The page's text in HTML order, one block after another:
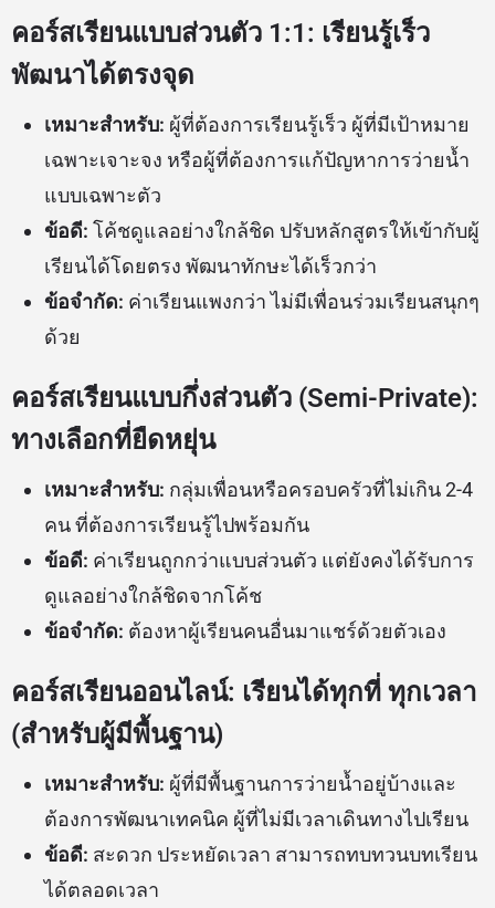
คอร์สเรียนแบบส่วนตัว 1:1: เรียนรู้เร็ว
พัฒนาได้ตรงจุด
เหมาะสำหรับ: ผู้ที่ต้องการเรียนรู้เร็ว ผู้ที่มีเป้าหมาย
เฉพาะเจาะจง หรือผู้ที่ต้องการแก้ปัญหาการว่ายน้ำ
แบบเฉพาะตัว
ข้อดี: โค้ชดูแลอย่างใกล้ชิด ปรับหลักสูตรให้เข้ากับผู้
เรียนได้โดยตรง พัฒนาทักษะได้เร็วกว่า
ข้อจำกัด: ค่าเรียนแพงกว่า ไม่มีเพื่อนร่วมเรียนสนุกๆ
ด้วย
คอร์สเรียนแบบกึ่งส่วนตัว (Semi-Private):
ทางเลือกที่ยืดหยุ่น
เหมาะสำหรับ: กลุ่มเพื่อนหรือครอบครัวที่ไม่เกิน 2-4
คน ที่ต้องการเรียนรู้ไปพร้อมกัน
ข้อดี: ค่าเรียนถูกกว่าแบบส่วนตัว แต่ยังคงได้รับการ
ดูแลอย่างใกล้ชิดจากโค้ช
ข้อจำกัด: ต้องหาผู้เรียนคนอื่นมาแชร์ด้วยตัวเอง
คอร์สเรียนออนไลน์: เรียนได้ทุกที่ ทุกเวลา
(สำหรับผู้มีพื้นฐาน)
เหมาะสำหรับ: ผู้ที่มีพื้นฐานการว่ายน้ำอยู่บ้างและ
ต้องการพัฒนาเทคนิค ผู้ที่ไม่มีเวลาเดินทางไปเรียน
ข้อดี: สะดวก ประหยัดเวลา สามารถทบทวนบทเรียน
ได้ตลอดเวลา